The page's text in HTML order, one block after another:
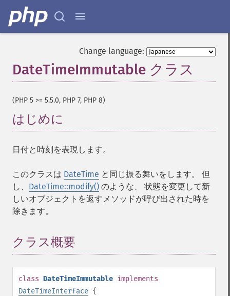
Change language:
DateTimeImmutable クラス
(PHP 5 >= 5.5.0, PHP 7, PHP 8)
はじめに
日付と時刻を表現します。
このクラスは DateTime と同じ振る舞いをします。 但
し、 DateTime::modify() のような、 状態を変更して新
しいオブジェクトを返すメソッドが呼び出された時を
除きます。
クラス概要
class DateTimeImmutable implements
DateTimeInterface {